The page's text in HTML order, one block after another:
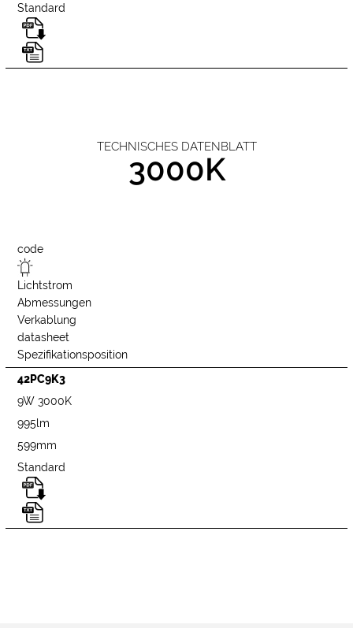
Standard
TECHNISCHES DATENBLATT
3000K
code
Lichtstrom
Abmessungen
Verkablung
datasheet
Spezifikationsposition
42PC9K3
9W 3000K
995lm
599mm
Standard